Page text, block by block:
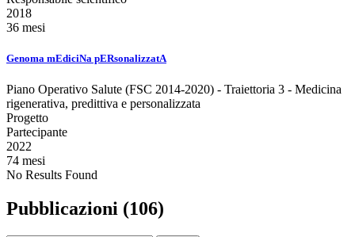
2018
36 mesi
Genoma mEdiciNa pERsonalizzatA
Piano Operativo Salute (FSC 2014-2020) - Traiettoria 3 - Medicina
rigenerativa, predittiva e personalizzata
Progetto
Partecipante
2022
74 mesi
No Results Found
Pubblicazioni (106)